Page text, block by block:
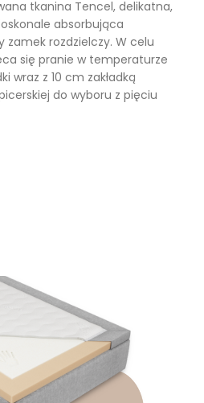
tkanina Tencel, delikatna,
absorbująca
zamek rozdzielczy. W celu
się pranie w temperaturze
wraz z 10 cm zakładką
do wyboru z pięciu